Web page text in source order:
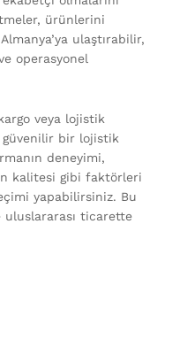
ürünlerini
ulaştırabilir,
operasyonel
veya lojistik
güvenilir bir lojistik
deneyimi,
kalitesi gibi faktörleri
yapabilirsiniz. Bu
uluslararası ticarette